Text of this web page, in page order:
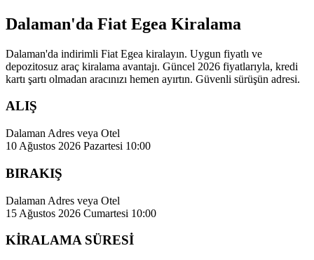
Dalaman'da Fiat Egea Kiralama
Dalaman'da indirimli Fiat Egea kiralayın. Uygun fiyatlı ve
depozitosuz araç kiralama avantajı. Güncel 2026 fiyatlarıyla, kredi
kartı şartı olmadan aracınızı hemen ayırtın. Güvenli sürüşün adresi.
ALIŞ
Dalaman Adres veya Otel
10 Ağustos 2026 Pazartesi 10:00
BIRAKIŞ
Dalaman Adres veya Otel
15 Ağustos 2026 Cumartesi 10:00
KİRALAMA SÜRESİ